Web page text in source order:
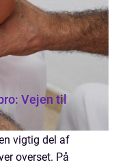
Vejen til
vigtig del af
overset. På